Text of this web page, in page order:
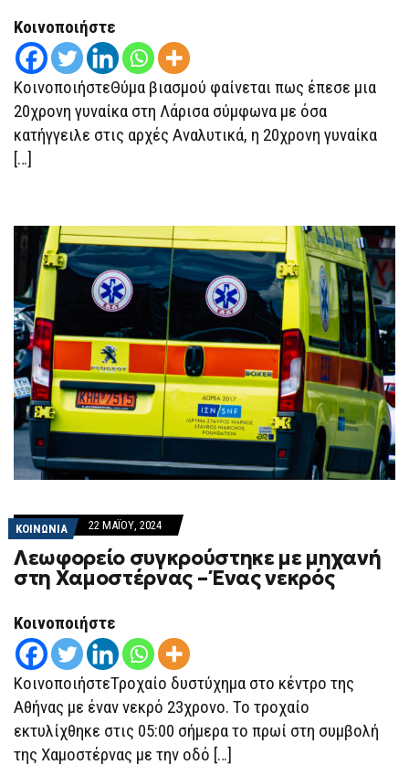
Κοινοποιήστε
ΚοινοποιήστεΘύμα βιασμού φαίνεται πως έπεσε μια
20χρονη γυναίκα στη Λάρισα σύμφωνα με όσα
κατήγγειλε στις αρχές Αναλυτικά, η 20χρονη γυναίκα
[…]
ΚΟΙΝΩΝΙΑ 22 ΜΑΪ́ΟΥ, 2024
Λεωφορείο συγκρούστηκε με μηχανή
στη Χαμοστέρνας – Ένας νεκρός
Κοινοποιήστε
ΚοινοποιήστεΤροχαίο δυστύχημα στο κέντρο της
Αθήνας με έναν νεκρό 23χρονο. Το τροχαίο
εκτυλίχθηκε στις 05:00 σήμερα το πρωί στη συμβολή
της Χαμοστέρνας με την οδό […]